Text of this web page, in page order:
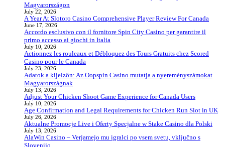
Magyarországon
July 22, 2026
A Year At Slotoro Casino Comprehensive Player Review For Canada
June 17, 2026
Accordo esclusivo con il fornitore Spin City Casino per garantire il
primo accesso ai giochi in Italia
July 10, 2026
Actionnez les rouleaux et Débloquez des Tours Gratuits chez Scored
Casino pour le Canada
July 23, 2026
Adatok a kijelzőn: Az Oopspin Casino mutatja a nyereményszámokat
Magyarországnak
July 13, 2026
Adjust Your Chicken Shoot Game Experience for Canada Users
July 10, 2026
Age Confirmation and Legal Requirements for Chicken Run Slot in UK
July 26, 2026
Aktualne Promocje Live i Oferty Specjalne w Stake Casino dla Polski
July 13, 2026
AlaWin Casino – Verjamejo mu igralci po vsem svetu, vključno s
Slovenijo